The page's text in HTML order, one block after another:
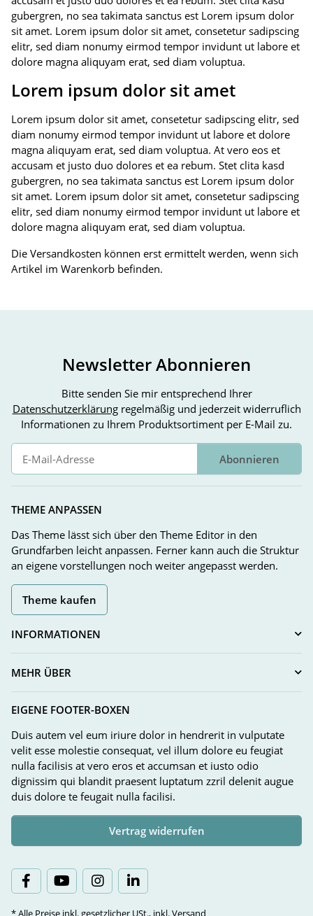
gubergren, no sea takimata sanctus est Lorem ipsum dolor
sit amet. Lorem ipsum dolor sit amet, consetetur sadipscing
elitr, sed diam nonumy eirmod tempor invidunt ut labore et
dolore magna aliquyam erat, sed diam voluptua.
Lorem ipsum dolor sit amet
Lorem ipsum dolor sit amet, consetetur sadipscing elitr, sed
diam nonumy eirmod tempor invidunt ut labore et dolore
magna aliquyam erat, sed diam voluptua. At vero eos et
accusam et justo duo dolores et ea rebum. Stet clita kasd
gubergren, no sea takimata sanctus est Lorem ipsum dolor
sit amet. Lorem ipsum dolor sit amet, consetetur sadipscing
elitr, sed diam nonumy eirmod tempor invidunt ut labore et
dolore magna aliquyam erat, sed diam voluptua.
Die Versandkosten können erst ermittelt werden, wenn sich
Artikel im Warenkorb befinden.
Newsletter Abonnieren
Bitte senden Sie mir entsprechend Ihrer
Datenschutzerklärungregelmäßig und jederzeit widerruflich
Informationen zu Ihrem Produktsortiment per E-Mail zu.
Abonnieren
THEME ANPASSEN
Das Theme lässt sich über den Theme Editor in den
Grundfarben leicht anpassen. Ferner kann auch die Struktur
an eigene vorstellungen noch weiter angepasst werden.
Theme kaufen
INFORMATIONEN
MEHR ÜBER
EIGENE FOOTER-BOXEN
Duis autem vel eum iriure dolor in hendrerit in vulputate
velit esse molestie consequat, vel illum dolore eu feugiat
nulla facilisis at vero eros et accumsan et iusto odio
dignissim qui blandit praesent luptatum zzril delenit augue
duis dolore te feugait nulla facilisi.
Vertrag widerrufen
* Alle Preise inkl. gesetzlicher USt., inkl.Versand